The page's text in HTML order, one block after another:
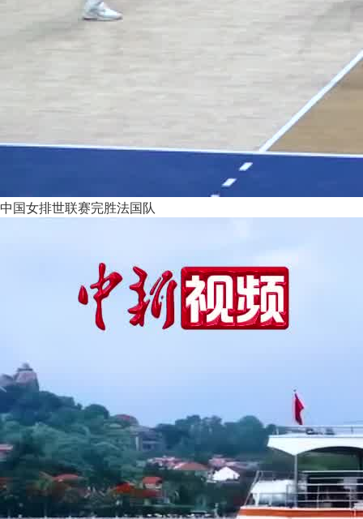
中国女排世联赛完胜法国队